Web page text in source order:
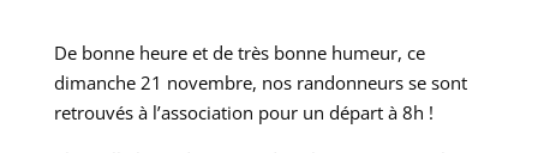
De bonne heure et de très bonne humeur, ce
dimanche 21 novembre, nos randonneurs se sont
retrouvés à l’association pour un départ à 8h !